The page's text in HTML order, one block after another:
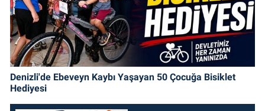
Denizli'de Ebeveyn Kaybı Yaşayan 50 Çocuğa Bisiklet
Hediyesi